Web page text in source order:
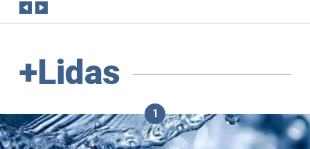
+Lidas
1